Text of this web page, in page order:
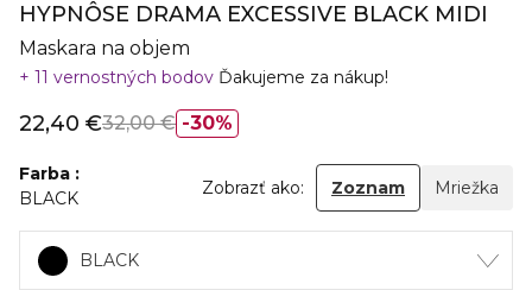
HYPNÔSE DRAMA EXCESSIVE BLACK MIDI
Maskara na objem
11 vernostných bodov Ďakujeme za nákup!
30%
22,40 €32,00 €
Farba
BLACK
Zobrazť ako: Zoznam Mriežka
BLACK